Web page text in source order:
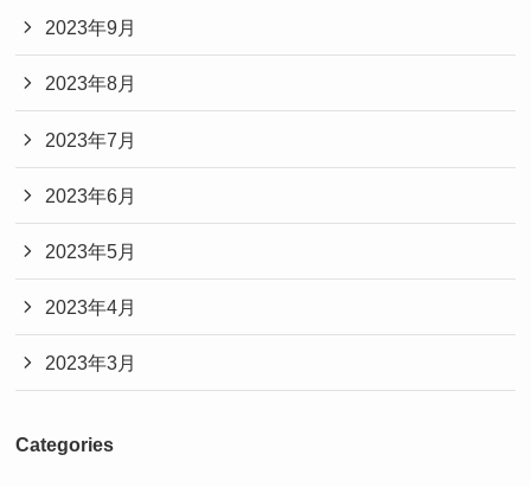
2023年9月
2023年8月
2023年7月
2023年6月
2023年5月
2023年4月
2023年3月
Categories